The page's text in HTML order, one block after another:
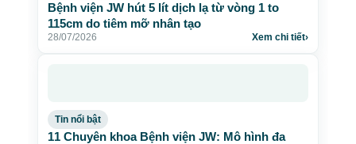
Bệnh viện JW hút 5 lít dịch lạ từ vòng 1 to
115cm do tiêm mỡ nhân tạo
28/07/2026 Xem chi tiết›
Tin nổi bật
11 Chuyên khoa Bệnh viện JW: Mô hình đa